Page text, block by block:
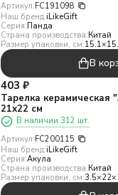
Артикул:FC191098
Наш бренд:iLikeGift
Серия:Панда
Страна производства:Китай
Размер упаковки, см:
В
403 ₽
Тарелка керамическая
21х22 см
В наличии 312 шт.
Артикул:FC200115
Наш бренд:iLikeGift
Серия:Акула
Страна производства:Китай
Размер упаковки, см: